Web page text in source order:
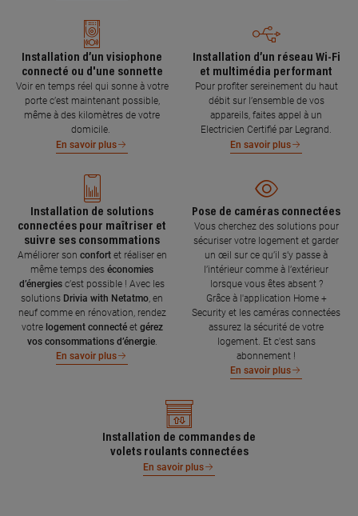
Installation d’un visiophone
connecté ou d'une sonnette
Voir en temps réel qui sonne à votre
porte c’est maintenant possible,
même à des kilomètres de votre
domicile.
En savoir plus
Installation d’un réseau Wi-Fi
et multimédia performant
Pour profiter sereinement du haut
débit sur l’ensemble de vos
appareils, faites appel à un
Electricien Certifié par Legrand.
En savoir plus
Installation de solutions
connectées pour maîtriser et
suivre ses consommations
Améliorer son confort et réaliser en
même temps des économies
d’énergies c’est possible ! Avec les
solutions Drivia with Netatmo , en
neuf comme en rénovation, rendez
votre logement connecté et gérez
vos consommations d’énergie.
En savoir plus
Pose de caméras connectées
Vous cherchez des solutions pour
sécuriser votre logement et garder
un œil sur ce qu’il s’y passe à
l’intérieur comme à l’extérieur
lorsque vous êtes absent ?
Grâce à l'application Home +
Security et les caméras connectées
assurez la sécurité de votre
logement. Et c'est sans
abonnement !
En savoir plus
Installation de commandes de
volets roulants connectées
En savoir plus